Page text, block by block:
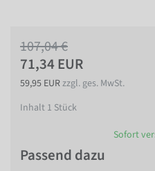
107,04 €
71,34 EUR
59,95 EURzzgl. ges. MwSt.
Inhalt 1 Stück
Sofort
Passend dazu